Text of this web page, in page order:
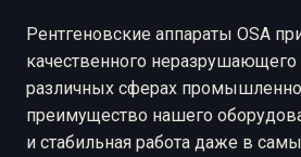
Рентгеновские аппараты OSA
качественного неразрушающего
различных сферах
преимущество нашего
и стабильная работа даже в